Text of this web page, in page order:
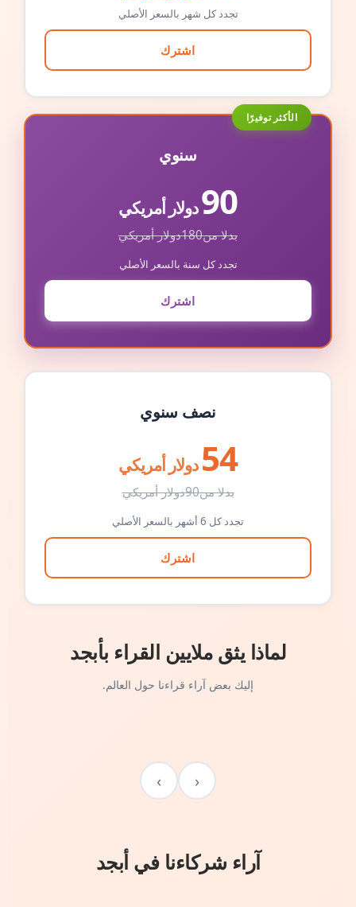
تجدد كل شهر بالسعر الأصلي
اشترك
الأكثر توفيرًا
سنوي
90دولار أمريكي
بدلا من180دولار أمريكي
تجدد كل سنة بالسعر الأصلي
اشترك
نصف سنوي
54 دولار أمريكي
بدلا من90دولار أمريكي
تجدد كل 6 أشهر بالسعر الأصلي
اشترك
لماذا يثق ملايين القراء بأبجد
إليك بعض آراء قراءنا حول العالم.
‹
›
آراء شركاءنا في أبجد